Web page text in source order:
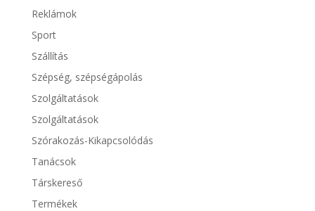
Reklámok
Sport
Szállítás
Szépség, szépségápolás
Szolgáltatások
Szolgáltatások
Szórakozás-Kikapcsolódás
Tanácsok
Társkereső
Termékek